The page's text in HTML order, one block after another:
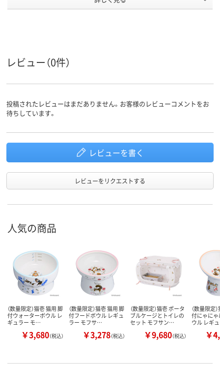
レビュー（0件）
投稿されたレビューはまだありません。お客様のレビューコメントをお
待ちしています。
レビューを書く
レビューをリクエストする
人気の商品
（数量限定）猫壱 猫用 脚
付ウォーターボウル レ
ギュラー モ…
￥3,680（税込）
（数量限定）猫壱 猫用 脚
付フードボウル レギュ
ラー モフサ…
￥3,278（税込）
（数量限定）猫壱 ポータ
ブルケージとトイレの
セット モフサン…
￥9,680（税込）
（数量限定
付にゃに
ウル レギ
￥